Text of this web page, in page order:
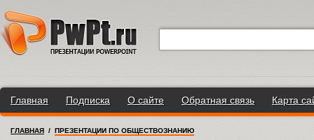
Главная Подписка О сайте Обратная связь Карта
ГЛАВНАЯ / ПРЕЗЕНТАЦИИ ПО ОБЩЕСТВОЗНАНИЮ